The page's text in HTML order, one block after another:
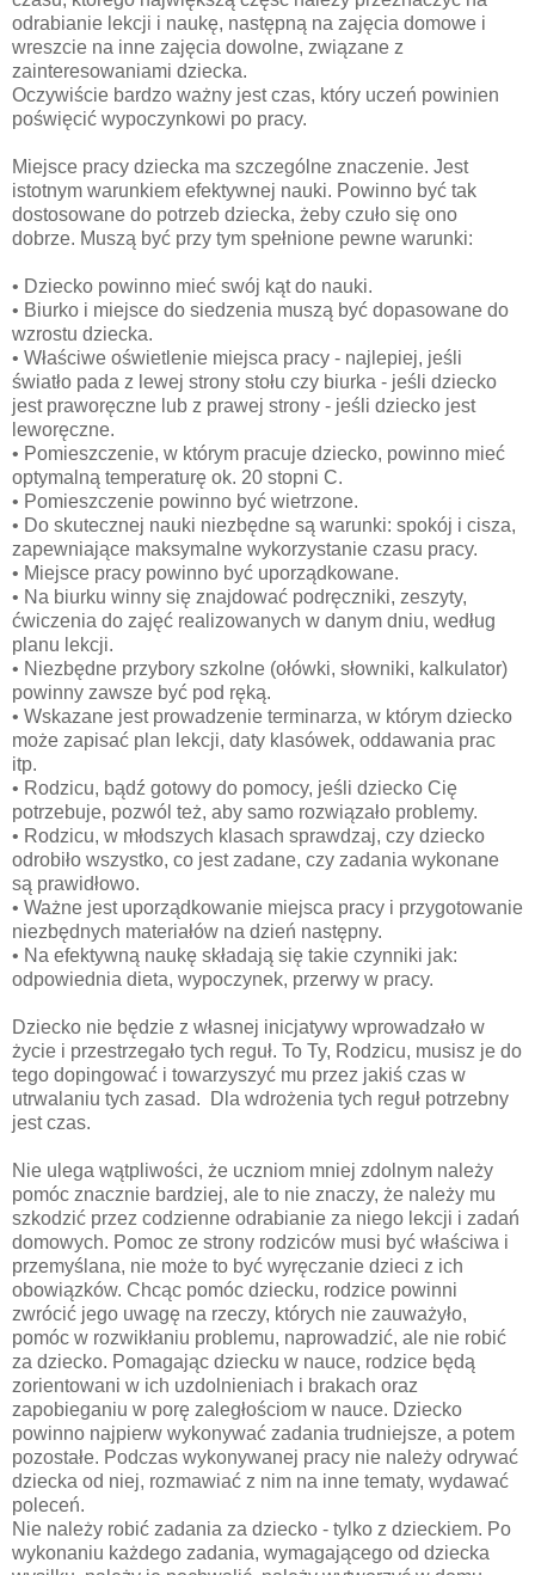
odrabianie lekcji i naukę, następną na zajęcia domowe i
wreszcie na inne zajęcia dowolne, związane z
zainteresowaniami dziecka.
Oczywiście bardzo ważny jest czas, który uczeń powinien
poświęcić wypoczynkowi po pracy.
Miejsce pracy dziecka ma szczególne znaczenie. Jest
istotnym warunkiem efektywnej nauki. Powinno być tak
dostosowane do potrzeb dziecka, żeby czuło się ono
dobrze. Muszą być przy tym spełnione pewne warunki:
• Dziecko powinno mieć swój kąt do nauki.
• Biurko i miejsce do siedzenia muszą być dopasowane do
wzrostu dziecka.
• Właściwe oświetlenie miejsca pracy - najlepiej, jeśli
światło pada z lewej strony stołu czy biurka - jeśli dziecko
jest praworęczne lub z prawej strony - jeśli dziecko jest
leworęczne.
• Pomieszczenie, w którym pracuje dziecko, powinno mieć
optymalną temperaturę ok. 20 stopni C.
• Pomieszczenie powinno być wietrzone.
• Do skutecznej nauki niezbędne są warunki: spokój i cisza,
zapewniające maksymalne wykorzystanie czasu pracy.
• Miejsce pracy powinno być uporządkowane.
• Na biurku winny się znajdować podręczniki, zeszyty,
ćwiczenia do zajęć realizowanych w danym dniu, według
planu lekcji.
• Niezbędne przybory szkolne (ołówki, słowniki, kalkulator)
powinny zawsze być pod ręką.
• Wskazane jest prowadzenie terminarza, w którym dziecko
może zapisać plan lekcji, daty klasówek, oddawania prac
itp.
• Rodzicu, bądź gotowy do pomocy, jeśli dziecko Cię
potrzebuje, pozwól też, aby samo rozwiązało problemy.
• Rodzicu, w młodszych klasach sprawdzaj, czy dziecko
odrobiło wszystko, co jest zadane, czy zadania wykonane
są prawidłowo.
• Ważne jest uporządkowanie miejsca pracy i przygotowanie
niezbędnych materiałów na dzień następny.
• Na efektywną naukę składają się takie czynniki jak:
odpowiednia dieta, wypoczynek, przerwy w pracy.
Dziecko nie będzie z własnej inicjatywy wprowadzało w
życie i przestrzegało tych reguł. To Ty, Rodzicu, musisz je do
tego dopingować i towarzyszyć mu przez jakiś czas w
utrwalaniu tych zasad. Dla wdrożenia tych reguł potrzebny
jest czas.
Nie ulega wątpliwości, że uczniom mniej zdolnym należy
pomóc znacznie bardziej, ale to nie znaczy, że należy mu
szkodzić przez codzienne odrabianie za niego lekcji i zadań
domowych. Pomoc ze strony rodziców musi być właściwa i
przemyślana, nie może to być wyręczanie dzieci z ich
obowiązków. Chcąc pomóc dziecku, rodzice powinni
zwrócić jego uwagę na rzeczy, których nie zauważyło,
pomóc w rozwikłaniu problemu, naprowadzić, ale nie robić
za dziecko. Pomagając dziecku w nauce, rodzice będą
zorientowani w ich uzdolnieniach i brakach oraz
zapobieganiu w porę zaległościom w nauce. Dziecko
powinno najpierw wykonywać zadania trudniejsze, a potem
pozostałe. Podczas wykonywanej pracy nie należy odrywać
dziecka od niej, rozmawiać z nim na inne tematy, wydawać
poleceń.
Nie należy robić zadania za dziecko - tylko z dzieckiem. Po
wykonaniu każdego zadania, wymagającego od dziecka